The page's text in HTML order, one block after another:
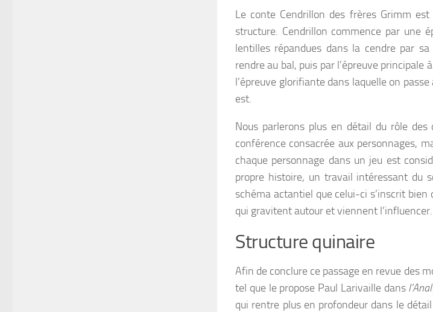
Le conte Cendrillon des frères Grimm
structure. Cendrillon commence par une
lentilles répandues dans la cendre par
rendre au bal, puis par l’épreuve
l’épreuve glorifiante dans laquelle on
est.
Nous parlerons plus en détail du rôle
conférence consacrée aux personnages,
chaque personnage dans un jeu est
propre histoire, un travail intéressant du
schéma actantiel que celui-ci s’inscrit
qui gravitent autour et viennent l’influencer.
Structure quinaire
Afin de conclure ce passage en revue des
tel que le propose Paul Larivaille dans
qui rentre plus en profondeur dans le